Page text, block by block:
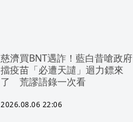
慈濟買BNT遇詐！藍白昔嗆政府
擋疫苗「必遭天譴」迴力鏢來
了 荒謬語錄一次看
2026.08.06 22:06